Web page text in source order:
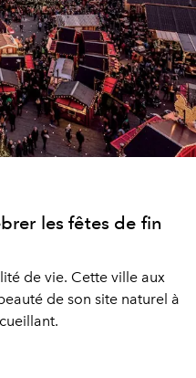
les fêtes de fin
de vie. Cette ville aux
de son site naturel à